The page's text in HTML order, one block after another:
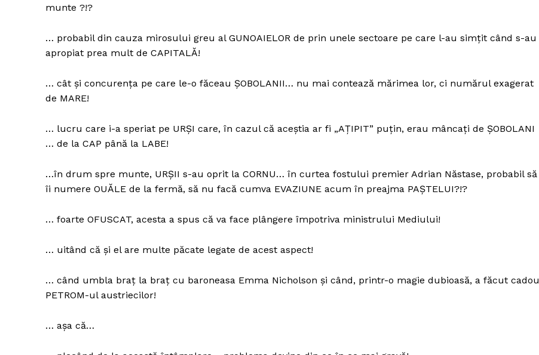
munte ?!?
… probabil din cauza mirosului greu al GUNOAIELOR de prin unele sectoare pe care l-au simțit când s-au
apropiat prea mult de CAPITALĂ!
… cât și concurența pe care le-o făceau ȘOBOLANII… nu mai contează mărimea lor, ci numărul exagerat
de MARE!
… lucru care i-a speriat pe URȘI care, în cazul că aceștia ar fi „AȚIPIT” puțin, erau mâncați de ȘOBOLANI
… de la CAP până la LABE!
…în drum spre munte, URȘII s-au oprit la CORNU… în curtea fostului premier Adrian Năstase, probabil să
îi numere OUĂLE de la fermă, să nu facă cumva EVAZIUNE acum în preajma PAȘTELUI?!?
… foarte OFUSCAT, acesta a spus că va face plângere împotriva ministrului Mediului!
… uitând că și el are multe păcate legate de acest aspect!
… când umbla braț la braț cu baroneasa Emma Nicholson și când, printr-o magie dubioasă, a făcut cadou
PETROM-ul austriecilor!
… așa că…